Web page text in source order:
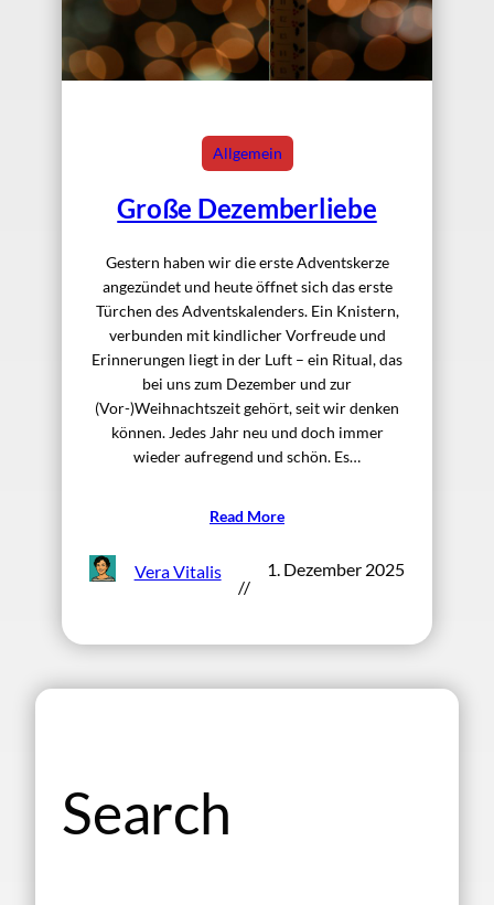
Allgemein
Große Dezemberliebe
Gestern haben wir die erste Adventskerze
angezündet und heute öffnet sich das erste
Türchen des Adventskalenders. Ein Knistern,
verbunden mit kindlicher Vorfreude und
Erinnerungen liegt in der Luft – ein Ritual, das
bei uns zum Dezember und zur
(Vor-)Weihnachtszeit gehört, seit wir denken
können. Jedes Jahr neu und doch immer
wieder aufregend und schön. Es…
Read More
Vera Vitalis
//
1. Dezember 2025
Search